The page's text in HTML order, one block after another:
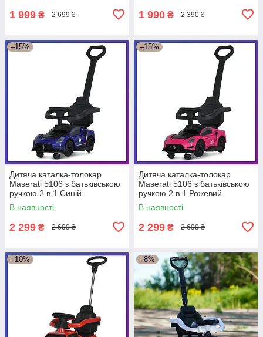
1 999 ₴ 2 699 ₴ 1 990 ₴ 2 390 ₴
–15%
Дитяча каталка-толокар
Maserati 5106 з батьківською
ручкою 2 в 1 Синій
В наявності
2 299 ₴ 2 699 ₴
–15%
Дитяча каталка-толокар
Maserati 5106 з батьківською
ручкою 2 в 1 Рожевий
В наявності
2 299 ₴ 2 699 ₴
–10% –8%